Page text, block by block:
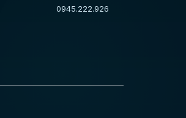
0945.222.926